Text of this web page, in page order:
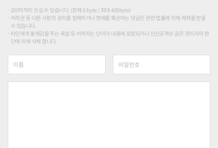
200자까지 쓰실 수 있습니다. (현재 0 byte / 최대 400byte)
저작권 등 다른 사람의 권리를 침해하거나 명예를 훼손하는 댓글은 관련 법률에 의해 제재를 받을
수 있습니다.
타인에게 불쾌감을 주는 욕설 등 비하하는 단어가 내용에 포함되거나 인신공격성 글은 관리자의 판
단에 의해 삭제 합니다.